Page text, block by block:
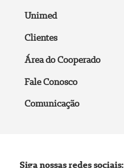
Unimed
Clientes
Área do Cooperado
Fale Conosco
Comunicação
Siga nossas redes sociais: